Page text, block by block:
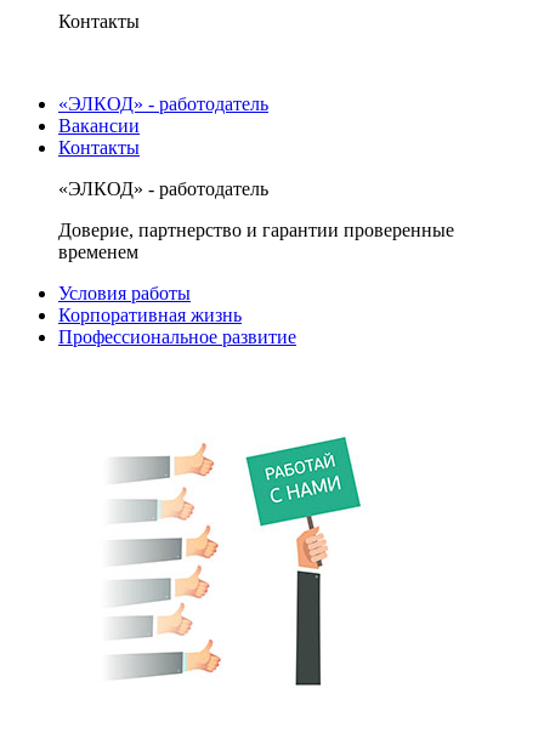
Контакты
«ЭЛКОД» - работодатель
Вакансии
Контакты
«ЭЛКОД» - работодатель
Доверие, партнерство и гарантии проверенные
временем
Условия работы
Корпоративная жизнь
Профессиональное развитие